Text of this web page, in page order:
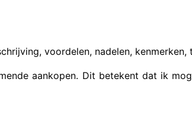
voordelen, nadelen,
aankopen. Dit betekent dat ik